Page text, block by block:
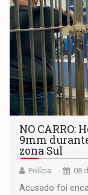
NO CARRO:
9mm
zona Sul
Polícia 08
Acusado foi